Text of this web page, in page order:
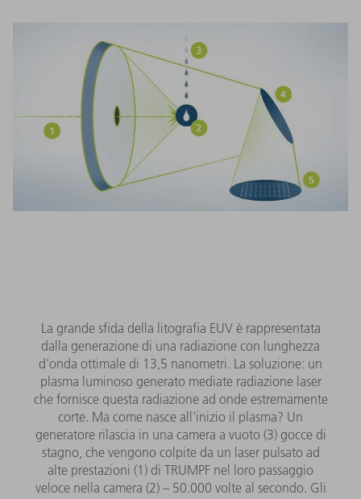
La grande sfida della litografia EUV è rappresentata
dalla generazione di una radiazione con lunghezza
d'onda ottimale di 13,5 nanometri. La soluzione: un
plasma luminoso generato mediate radiazione laser
che fornisce questa radiazione ad onde estremamente
corte. Ma come nasce all'inizio il plasma? Un
generatore rilascia in una camera a vuoto (3) gocce di
stagno, che vengono colpite da un laser pulsato ad
alte prestazioni (1) di TRUMPF nel loro passaggio
veloce nella camera (2) – 50.000 volte al secondo. Gli